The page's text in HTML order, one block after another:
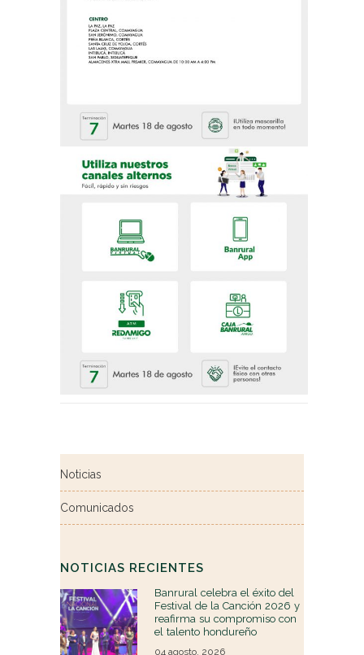
Noticias
Comunicados
NOTICIAS RECIENTES
Banrural celebra el éxito del
Festival de la Canción 2026 y
reafirma su compromiso con
el talento hondureño
04 agosto, 2026